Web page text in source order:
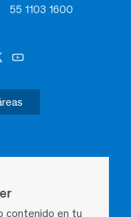
55 1103 1600
contenido en tu